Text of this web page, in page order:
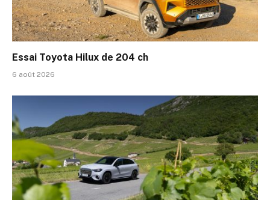
Essai Toyota Hilux de 204 ch
6 août 2026